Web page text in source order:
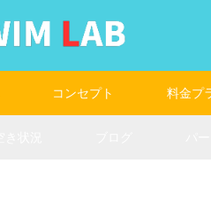
コンセプト 料金プ